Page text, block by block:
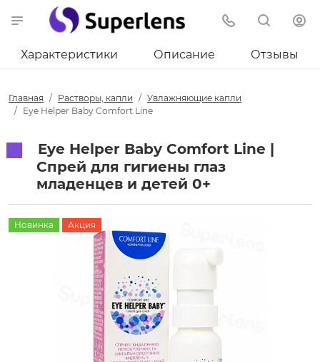
Характеристики Описание Отзывы
Главная Растворы, капли
Увлажняющие капли
Eye Helper Baby Comfort Line
Eye Helper Baby Comfort Line |
Спрей для гигиены глаз
младенцев и детей 0+
Новинка Акция